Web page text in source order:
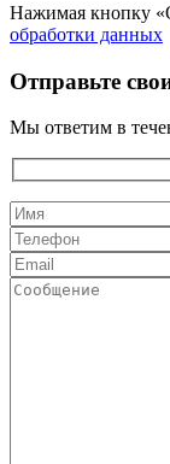
Нажимая кнопку
обработки данных
Отправьте
Мы ответим в